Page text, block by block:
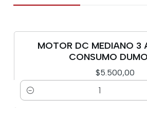
MOTOR DC MEDIANO 3
CONSUMO
$5.500,00
Cantidad